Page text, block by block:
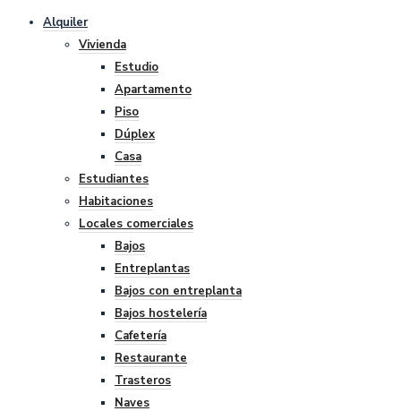
Alquiler
Vivienda
Estudio
Apartamento
Piso
Dúplex
Casa
Estudiantes
Habitaciones
Locales comerciales
Bajos
Entreplantas
Bajos con entreplanta
Bajos hostelería
Cafetería
Restaurante
Trasteros
Naves